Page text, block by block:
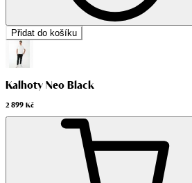
Přidat do košíku
Kalhoty Neo Black
2 899 Kč